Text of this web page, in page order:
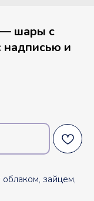
— шары с
надписью и
зайцем,